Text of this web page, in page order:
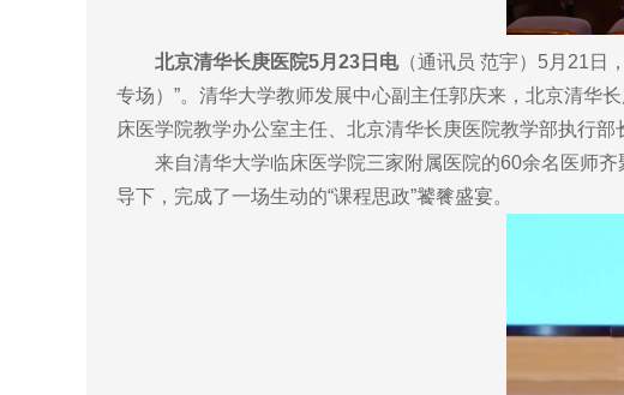
北京清华长庚医院5月23日电（通讯员 范宇）5月21日
专场）”。清华大学教师发展中心副主任郭庆来，北京清华
床医学院教学办公室主任、北京清华长庚医院教学部执行部
来自清华大学临床医学院三家附属医院的60余名医师齐
导下，完成了一场生动的“课程思政”饕餮盛宴。